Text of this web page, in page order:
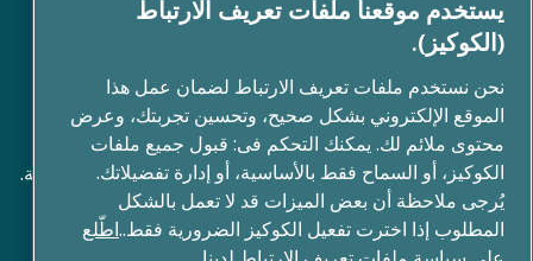
نبذة عنا
تقوم أطلس كوبكو جروب بتطوير حلول مبتكرة في جميع مجالات
الأعمال بما في ذلك تقنيات ضغط الهواء والتفريغ والصناعة والطاقة.
من خلال محفظة عالمية تضم أكثر من 80 علامة تجارية، نمكّن
التكنولوجيا التي تغير المستقبل.
يستخدم موقعنا ملفات تعريف الارتباط
(الكوكيز).
نحن نستخدم ملفات تعريف الارتباط لضمان عمل هذا
الموقع الإلكتروني بشكل صحيح، وتحسين تجربتك، وعرض
محتوى ملائم لك. يمكنك التحكم فى: قبول جميع ملفات
الكوكيز، أو السماح فقط بالأساسية، أو إدارة تفضيلاتك.
يُرجى ملاحظة أن بعض الميزات قد لا تعمل بالشكل
المطلوب إذا اخترت تفعيل الكوكيز الضرورية فقط..اطّلع